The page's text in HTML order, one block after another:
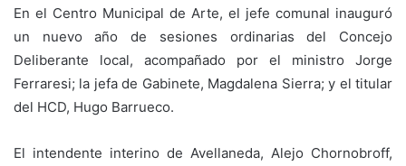
En el Centro Municipal de Arte, el jefe comunal inauguró
un nuevo año de sesiones ordinarias del Concejo
Deliberante local, acompañado por el ministro Jorge
Ferraresi; la jefa de Gabinete, Magdalena Sierra; y el titular
del HCD, Hugo Barrueco.
El intendente interino de Avellaneda, Alejo Chornobroff,